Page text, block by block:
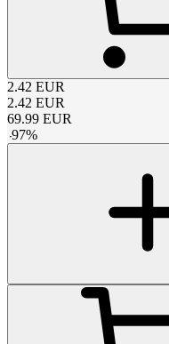
2.42 EUR
2.42 EUR
69.99 EUR
-97%